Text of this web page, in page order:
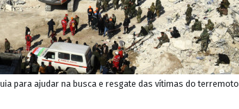
para ajudar na busca e resgate das vítimas do terremoto